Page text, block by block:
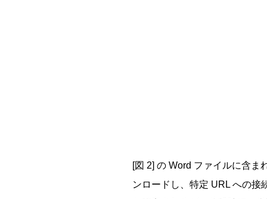
[図 2] の Word ファイルに含
ンロードし、特定 URL への